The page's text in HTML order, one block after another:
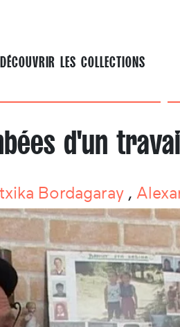
DÉCOUVRIR LES COLLECTIONS
d'un
Bordagaray ,